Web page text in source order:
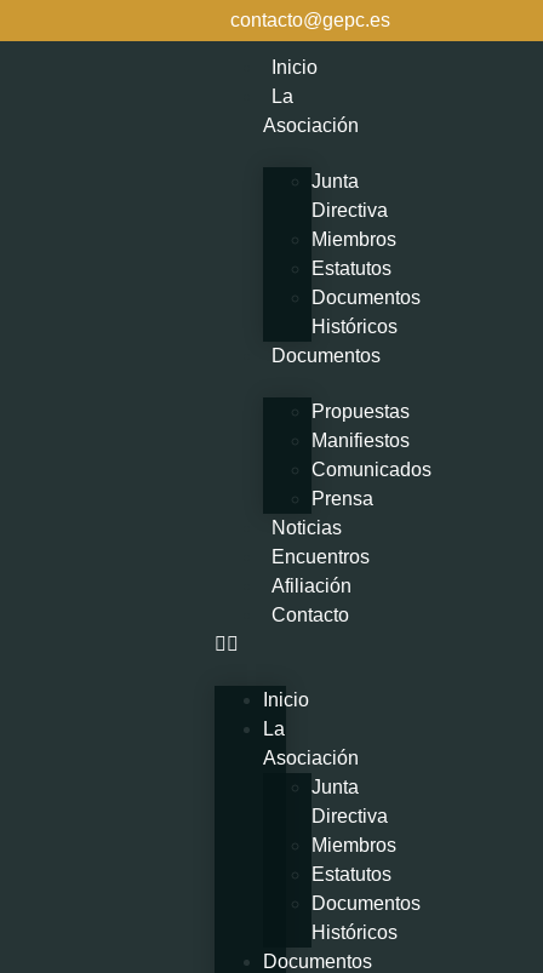
contacto@gepc.es
Inicio
La
Asociación
Junta
Directiva
Miembros
Estatutos
Documentos
Históricos
Documentos
Propuestas
Manifiestos
Comunicados
Prensa
Noticias
Encuentros
Afiliación
Contacto
Inicio
La
Asociación
Junta
Directiva
Miembros
Estatutos
Documentos
Históricos
Documentos